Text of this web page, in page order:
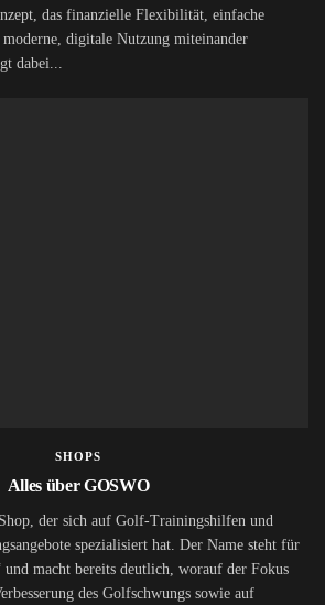
das finanzielle Flexibilität, einfache
digitale Nutzung miteinander
dabei...
SHOPS
Alles über GOSWO
der sich auf Golf-Trainingshilfen und
spezialisiert hat. Der Name steht für
und macht bereits deutlich, worauf der Fokus
des Golfschwungs sowie auf